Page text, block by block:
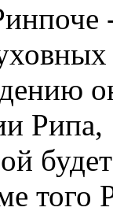
Рипа,
того